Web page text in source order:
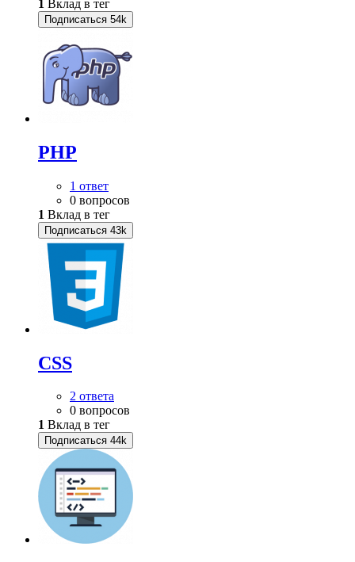
1 Вклад в тег
Подписаться 54k
PHP
1 ответ
0 вопросов
1 Вклад в тег
Подписаться 43k
CSS
2 ответа
0 вопросов
1 Вклад в тег
Подписаться 44k